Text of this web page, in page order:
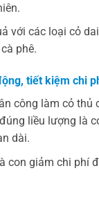
với các loại cỏ
phê.
tiết kiệm chi
công làm cỏ thủ
liều lượng là
dài.
con giảm chi phí